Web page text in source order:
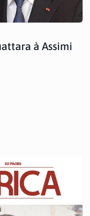
à Assimi